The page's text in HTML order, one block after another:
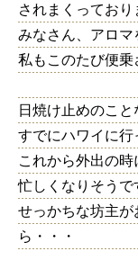
されまくっており
みなさん、アロマ
私もこのたび便乗
日焼け止めのこと
すでにハワイに行
これから外出の
忙しくなりそうで
せっかちな坊主
ら・・・